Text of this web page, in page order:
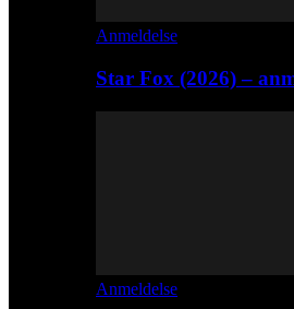
Anmeldelse
Star Fox (2026) –
Anmeldelse